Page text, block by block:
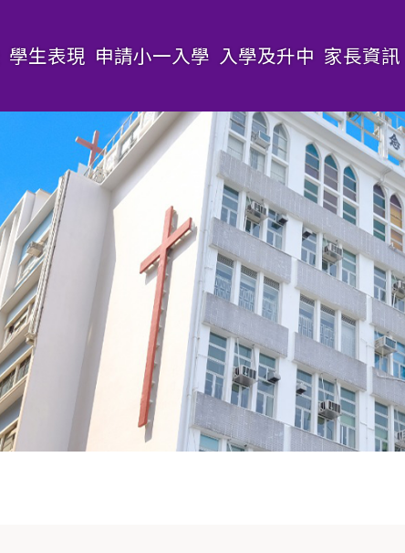
學生表現 申請小一入學 入學及升中 家長資訊